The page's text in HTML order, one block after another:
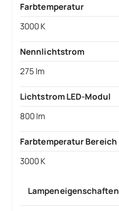
Farbtemperatur
3000 K
Nennlichtstrom
275 lm
Lichtstrom LED-Modul
800 lm
Farbtemperatur Bereich
3000 K
Lampeneigenschaften